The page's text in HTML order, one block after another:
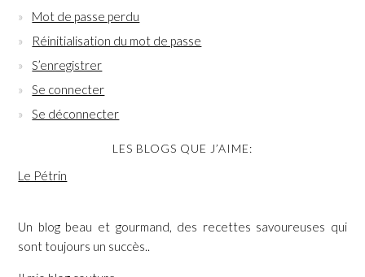
Mot de passe perdu
Réinitialisation du mot de passe
S’enregistrer
Se connecter
Se déconnecter
LES BLOGS QUE J’AIME:
Le Pétrin
Un blog beau et gourmand, des recettes savoureuses qui
sont toujours un succès..